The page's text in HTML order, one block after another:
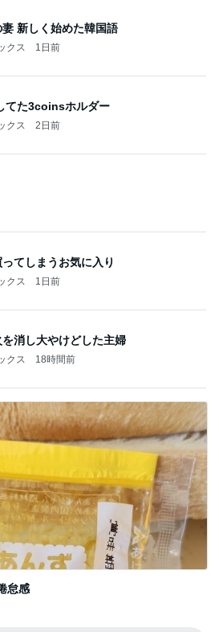
新しく始めた韓国語
クス 1日前
てた3coinsホルダー
クス 2日前
消し大やけどした主婦
クス 18時間前
感
記事を読む